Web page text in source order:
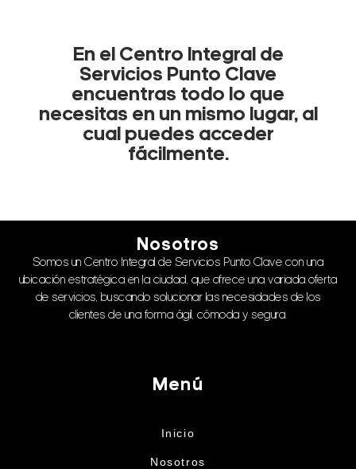
En el Centro Integral de
Servicios Punto Clave
encuentras todo lo que
necesitas en un mismo lugar, al
cual puedes acceder
fácilmente.
Nosotros
Somos un Centro Integral de Servicios Punto Clave con una
ubicación estratégica en la ciudad, que ofrece una variada oferta
de servicios, buscando solucionar las necesidades de los
clientes de una forma ágil, cómoda y segura.
Menú
Inicio
Nosotros